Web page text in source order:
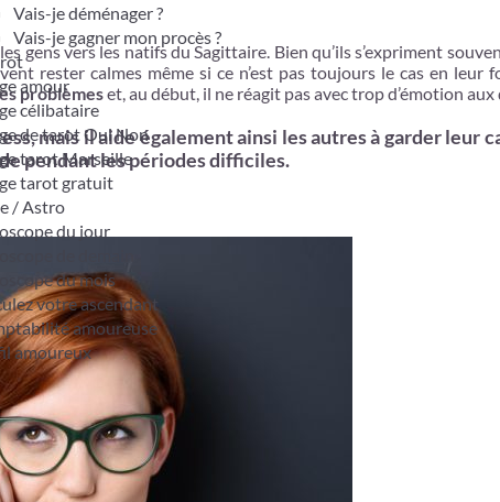
Vais-je déménager ?
Vais-je gagner mon procès ?
amour
célibataire
de tarot Oui Non
tarot Marseille
tarot gratuit
/ Astro
du jour
du mois
votre ascendant
amoureuse
amoureux
gens vers les natifs du Sagittaire. Bien qu’ils s’expriment
rester calmes même si ce n’est pas toujours le cas en leur
problèmeset, au début, il ne réagit pas avec trop d’émotion
mais il aide également ainsi les autres à garder leur
pendant les périodes difficiles.